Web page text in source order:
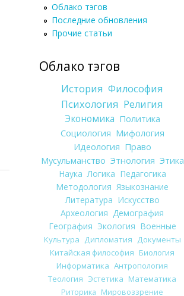
Облако тэгов
Последние обновления
Прочие статьи
Облако тэгов
История Философия
Психология Религия
Экономика Политика
Социология Мифология
Идеология Право
Мусульманство Этнология Этика
Наука Логика Педагогика
Методология Языкознание
Литература Искусство
Археология Демография
География Экология Военные
Культура Дипломатия Документы
Китайская философия Биология
Информатика Антропология
Теология Эстетика Математика
Риторика Мировоззрение